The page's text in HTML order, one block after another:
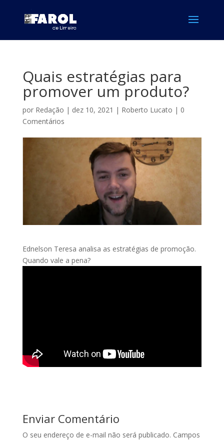
Quais estratégias para
promover um produto?
por Redação | dez 10, 2021 | Roberto Lucato | 0
Comentários
Ednelson Teresa analisa as estratégias de promoção.
Quando vale a pena?
Enviar Comentário
O seu endereço de e-mail não será publicado. Campos